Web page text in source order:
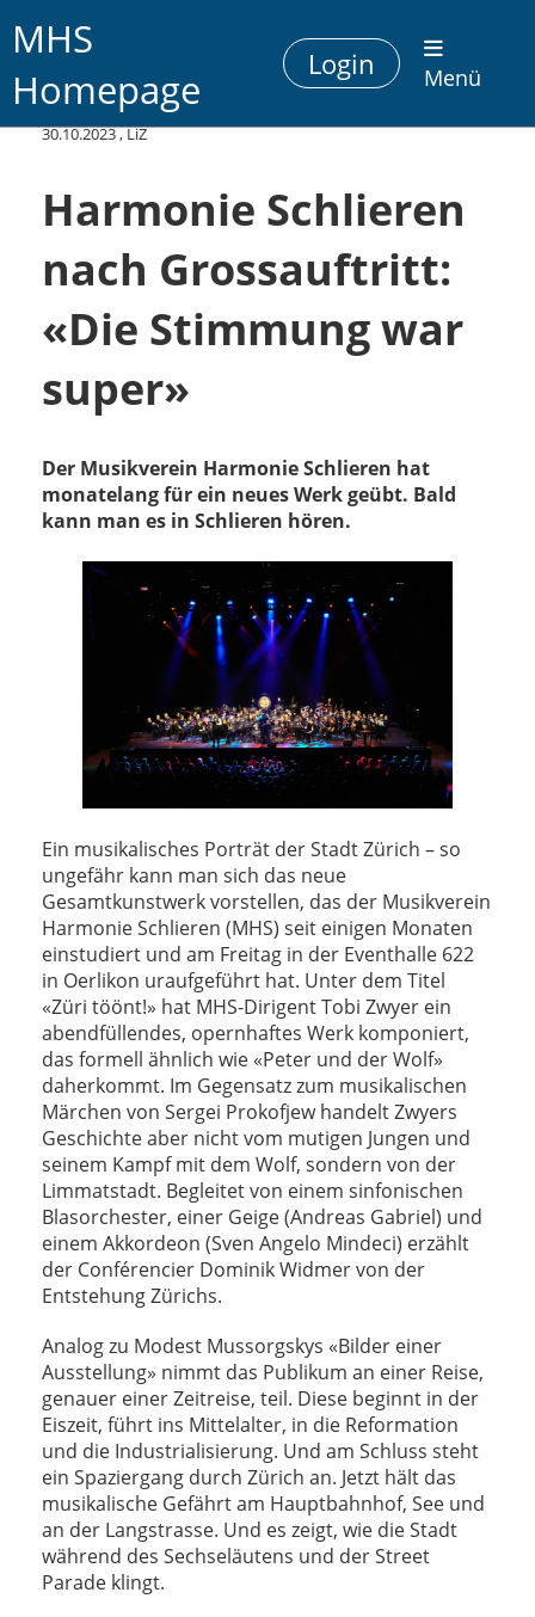
MHS
Homepage
Login Menü
Zurück
30.10.2023, LiZ
Harmonie Schlieren
nach Grossauftritt:
«Die Stimmung war
super»
Der Musikverein Harmonie Schlieren hat
monatelang für ein neues Werk geübt. Bald
kann man es in Schlieren hören.
Ein musikalisches Porträt der Stadt Zürich – so
ungefähr kann man sich das neue
Gesamtkunstwerk vorstellen, das der Musikverein
Harmonie Schlieren (MHS) seit einigen Monaten
einstudiert und am Freitag in der Eventhalle 622
in Oerlikon uraufgeführt hat. Unter dem Titel
«Züri töönt!» hat MHS-Dirigent Tobi Zwyer ein
abendfüllendes, opernhaftes Werk komponiert,
das formell ähnlich wie «Peter und der Wolf»
daherkommt. Im Gegensatz zum musikalischen
Märchen von Sergei Prokofjew handelt Zwyers
Geschichte aber nicht vom mutigen Jungen und
seinem Kampf mit dem Wolf, sondern von der
Limmatstadt. Begleitet von einem sinfonischen
Blasorchester, einer Geige (Andreas Gabriel) und
einem Akkordeon (Sven Angelo Mindeci) erzählt
der Conférencier Dominik Widmer von der
Entstehung Zürichs.
Analog zu Modest Mussorgskys «Bilder einer
Ausstellung» nimmt das Publikum an einer Reise,
genauer einer Zeitreise, teil. Diese beginnt in der
Eiszeit, führt ins Mittelalter, in die Reformation
und die Industrialisierung. Und am Schluss steht
ein Spaziergang durch Zürich an. Jetzt hält das
musikalische Gefährt am Hauptbahnhof, See und
an der Langstrasse. Und es zeigt, wie die Stadt
während des Sechseläutens und der Street
Parade klingt.